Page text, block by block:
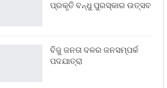
ପ୍ରକୃତି ବନ୍ଧୁ ପୁରସ୍କାର ଉତ୍ସବ
ବିଜୁ ଜନତା ଦଳର ଜନସମ୍ପର୍କ
ପଦଯାତ୍ରା